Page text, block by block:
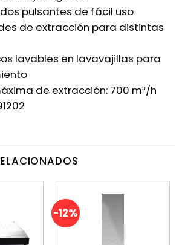
pulsantes de fácil uso
de extracción para distintas
lavables en lavavajillas para
de extracción: 700 m³/h
-12%